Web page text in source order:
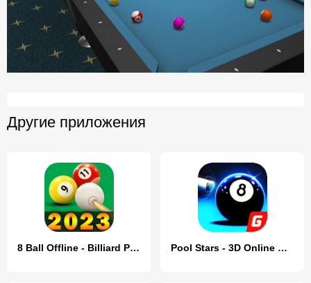
Другие приложения
8 Ball Offline - Billiard Pool Pool Stars - 3D Online Multipl